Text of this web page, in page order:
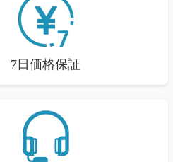
7日価格保証